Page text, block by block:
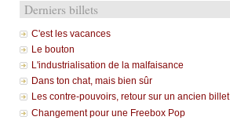
Derniers billets
C'est les vacances
Le bouton
L'industrialisation de la malfaisance
Dans ton chat, mais bien sûr
Les contre-pouvoirs, retour sur un ancien billet
Changement pour une Freebox Pop